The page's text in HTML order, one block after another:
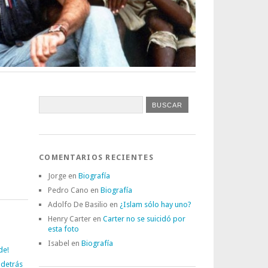
COMENTARIOS RECIENTES
Jorge en Biografía
Pedro Cano en Biografía
Adolfo De Basilio en ¿Islam sólo hay uno?
Henry Carter en Carter no se suicidó por
esta foto
Isabel en Biografía